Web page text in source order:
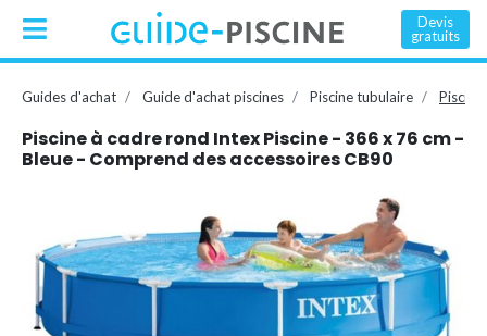
Devis
gratuits
Guides d'achat Guide d'achat piscines Piscine tubulaire
Piscine à cadre rond Intex Piscine - 366 x 76 cm -
Bleue - Comprend des accessoires CB90